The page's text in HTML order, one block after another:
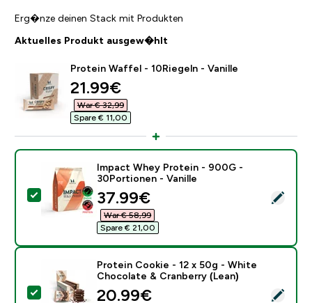
Erg�nze deinen Stack mit Produkten
Aktuelles Produkt ausgew�hlt
Protein Waffel - 10Riegeln - Vanille
discounted price
21.99€‎
War € 32,99‎
Spare € 11,00‎
Dieses Produkt ausw�hlen - Impact Whey Protein -
Impact Whey Protein - 900G -
30Portionen - Vanille
discounted price
37.99€‎
War € 58,99‎
Spare € 21,00‎
Dieses Produkt ausw�hlen - Protein Cookie - 12 x
Protein Cookie - 12 x 50g - White
Chocolate & Cranberry (Lean)
discounted price
20.99€‎